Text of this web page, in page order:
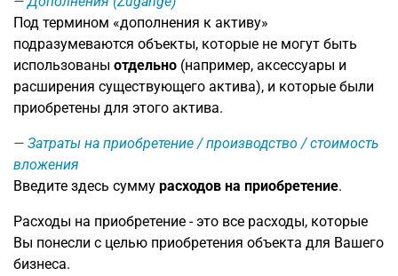
Под термином «дополнения к активу»
подразумеваются объекты, которые не могут быть
использованы отдельно (например, аксессуары и
расширения существующего актива), и которые были
приобретены для этого актива.
Затраты на приобретение / производство / стоимость
вложения
Введите здесь сумму расходов на приобретение.
Расходы на приобретение - это все расходы, которые
Вы понесли с целью приобретения объекта для Вашего
бизнеса.